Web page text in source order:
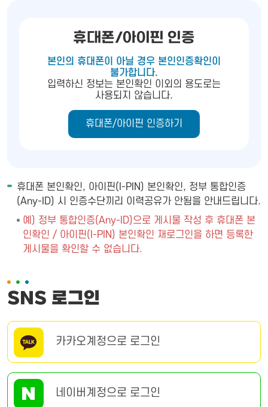
휴대폰/아이핀 인증
본인의 휴대폰이 아닐 경우 본인인증확인이
불가합니다.
입력하신 정보는 본인확인 이외의 용도로는
사용되지 않습니다.
휴대폰/아이핀 인증하기
휴대폰 본인확인, 아이핀(I-PIN) 본인확인, 정부 통합인증
(Any-ID) 시 인증수단끼리 이력공유가 안됨을 안내드립니다.
예) 정부 통합인증(Any-ID)으로 게시물 작성 후 휴대폰 본
인확인 / 아이핀(I-PIN) 본인확인 재로그인을 하면 등록한
게시물을 확인할 수 없습니다.
SNS 로그인
카카오계정으로 로그인
네이버계정으로 로그인